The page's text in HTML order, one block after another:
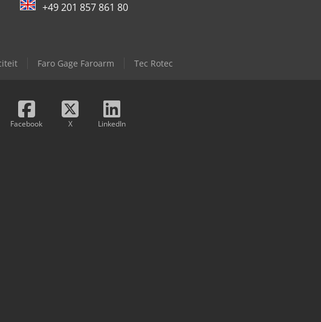
+49 201 857 861 80
Faro Gage Faroarm Tec Rotec
Facebook X LinkedIn